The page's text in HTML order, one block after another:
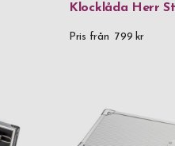
Klocklåda Herr
Pris från 799 kr